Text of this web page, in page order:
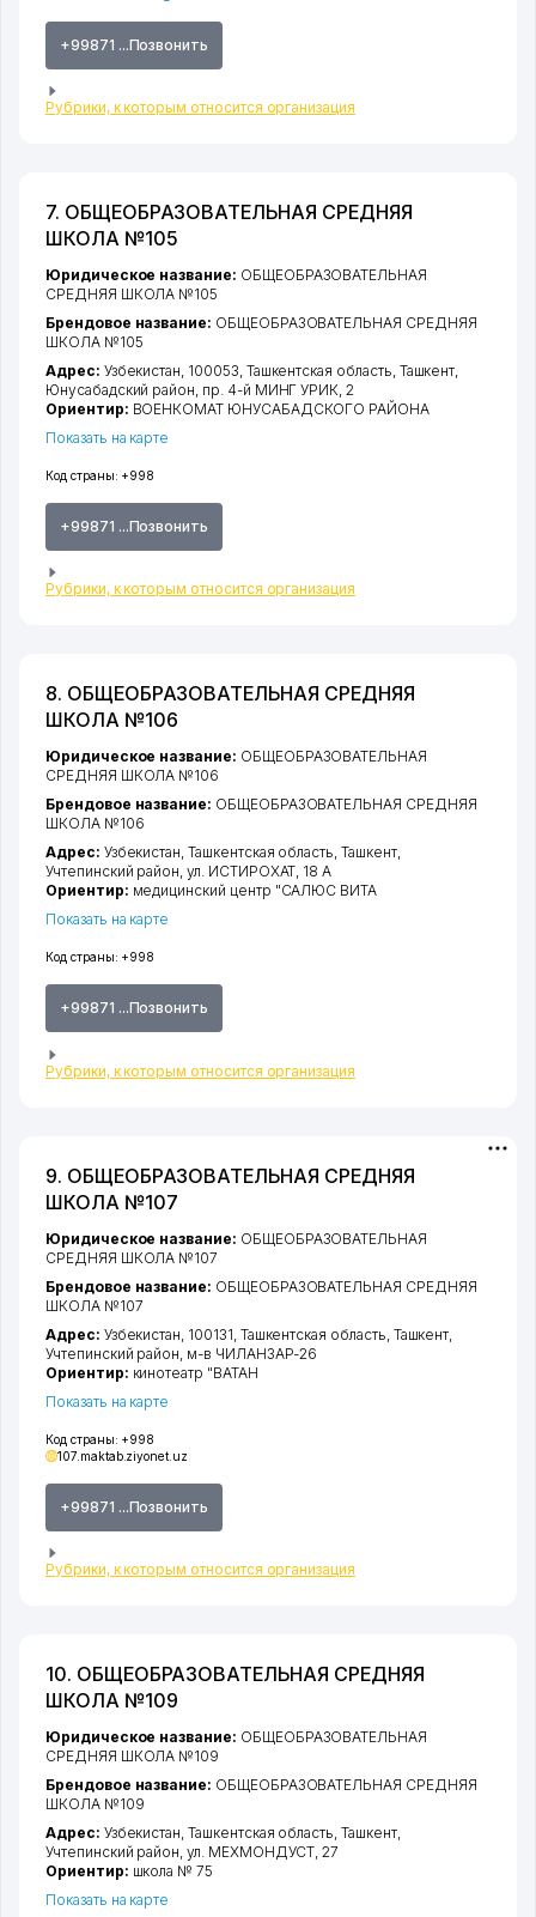
+99871 ...Позвонить
Рубрики, к которым относится организация
7. ОБЩЕОБРАЗОВАТЕЛЬНАЯ СРЕДНЯЯ
ШКОЛА №105
Код страны: +998
+99871 ...Позвонить
Рубрики, к которым относится организация
Юридическое название: ОБЩЕОБРАЗОВАТЕЛЬНАЯ
СРЕДНЯЯ ШКОЛА №105
Брендовое название: ОБЩЕОБРАЗОВАТЕЛЬНАЯ СРЕДНЯЯ
ШКОЛА №105
Адрес: Узбекистан, 100053, Ташкентская область, Ташкент,
Юнусабадский район, пр. 4-й МИНГ УРИК, 2
Ориентир: ВОЕНКОМАТ ЮНУСАБАДСКОГО РАЙОНА
Показать на карте
8. ОБЩЕОБРАЗОВАТЕЛЬНАЯ СРЕДНЯЯ
ШКОЛА №106
Код страны: +998
+99871 ...Позвонить
Рубрики, к которым относится организация
Юридическое название: ОБЩЕОБРАЗОВАТЕЛЬНАЯ
СРЕДНЯЯ ШКОЛА №106
Брендовое название: ОБЩЕОБРАЗОВАТЕЛЬНАЯ СРЕДНЯЯ
ШКОЛА №106
Адрес: Узбекистан,Ташкентская область,Ташкент,
Учтепинский район,ул. ИСТИРОХАТ, 18 А
Ориентир: медицинский центр "САЛЮС ВИТА
Показать на карте
9. ОБЩЕОБРАЗОВАТЕЛЬНАЯ СРЕДНЯЯ
ШКОЛА №107
Код страны: +998
107.maktab.ziyonet.uz
+99871 ...Позвонить
Рубрики, к которым относится организация
Юридическое название: ОБЩЕОБРАЗОВАТЕЛЬНАЯ
СРЕДНЯЯ ШКОЛА №107
Брендовое название: ОБЩЕОБРАЗОВАТЕЛЬНАЯ СРЕДНЯЯ
ШКОЛА №107
Адрес: Узбекистан, 100131, Ташкентская область Ташкент
Учтепинский район м-в ЧИЛАНЗАР-26
Ориентир: кинотеатр "ВАТАН
Показать на карте
10. ОБЩЕОБРАЗОВАТЕЛЬНАЯ СРЕДНЯЯ
ШКОЛА №109
Юридическое название: ОБЩЕОБРАЗОВАТЕЛЬНАЯ
СРЕДНЯЯ ШКОЛА №109
Брендовое название: ОБЩЕОБРАЗОВАТЕЛЬНАЯ СРЕДНЯЯ
ШКОЛА №109
Адрес: Узбекистан,Ташкентская область ,Ташкент,
Учтепинский район ,ул. МЕХМОНДУСТ , 27
Ориентир: школа № 75
Показать на карте